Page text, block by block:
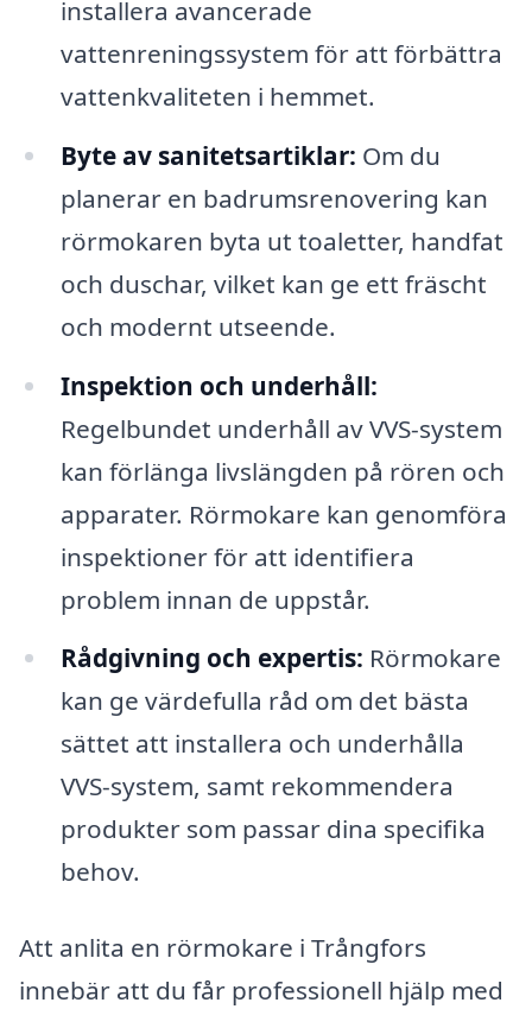
installera avancerade
vattenreningssystem för att förbättra
vattenkvaliteten i hemmet.
Byte av sanitetsartiklar: Om du
planerar en badrumsrenovering kan
rörmokaren byta ut toaletter, handfat
och duschar, vilket kan ge ett fräscht
och modernt utseende.
Inspektion och underhåll:
Regelbundet underhåll av VVS-system
kan förlänga livslängden på rören och
apparater. Rörmokare kan genomföra
inspektioner för att identifiera
problem innan de uppstår.
Rådgivning och expertis: Rörmokare
kan ge värdefulla råd om det bästa
sättet att installera och underhålla
VVS-system, samt rekommendera
produkter som passar dina specifika
behov.
Att anlita en rörmokare i Trångfors
innebär att du får professionell hjälp med